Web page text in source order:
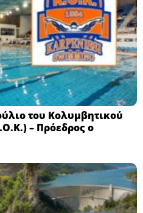
του Κολυμβητικού
– Πρόεδρος ο